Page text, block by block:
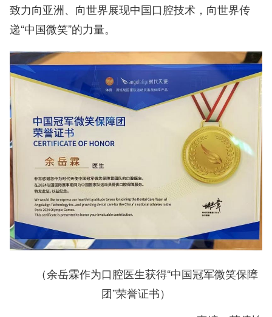
致力向亚洲、向世界展现中国口腔技术，向世界传
递“中国微笑”的力量。
（余岳霖作为口腔医生获得“中国冠军微笑保障
团”荣誉证书）